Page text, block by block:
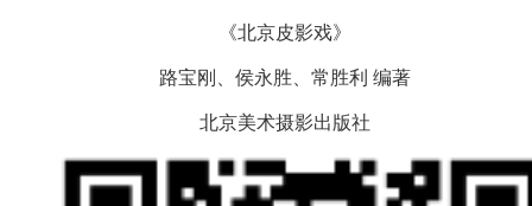
《北京皮影戏》
路宝刚、侯永胜、常胜利 编著
北京美术摄影出版社